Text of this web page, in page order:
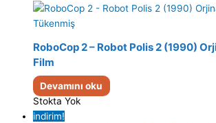
Tükenmiş
RoboCop 2 – Robot Polis 2 (1990)
Film
Devamını oku
Stokta Yok
indirim!